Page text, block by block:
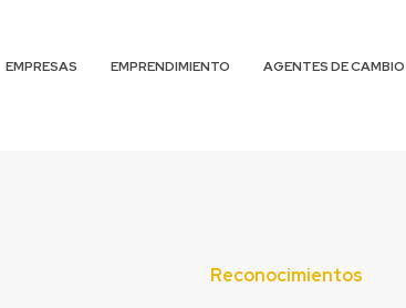
EMPRESAS EMPRENDIMIENTO AGENTES DE CAMBIO
Reconocimientos